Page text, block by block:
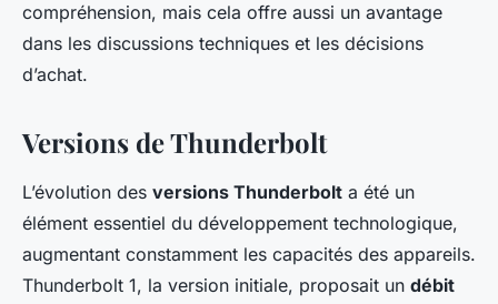
compréhension, mais cela offre aussi un avantage
dans les discussions techniques et les décisions
d’achat.
Versions de Thunderbolt
L’évolution des versions Thunderbolt a été un
élément essentiel du développement technologique,
augmentant constamment les capacités des appareils.
Thunderbolt 1, la version initiale, proposait un débit